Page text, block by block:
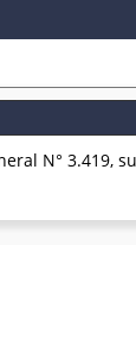
N° 3.419,